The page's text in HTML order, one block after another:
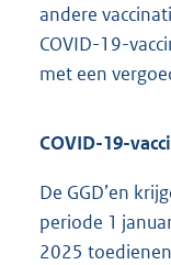
andere
COVID-19-
met een
COVID-19-
De GGD’en
periode 1
2025